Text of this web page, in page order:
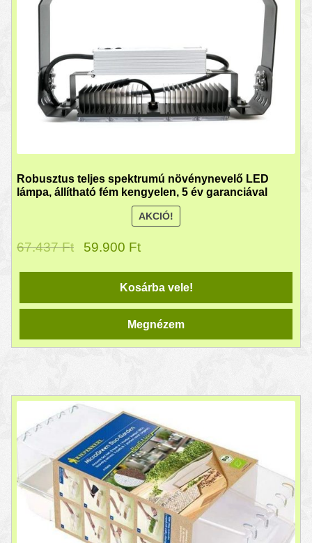
Robusztus teljes spektrumú növénynevelő LED
lámpa, állítható fém kengyelen, 5 év garanciával
AKCIÓ!
67.437Ft 59.900 Ft
Kosárba vele!
Megnézem